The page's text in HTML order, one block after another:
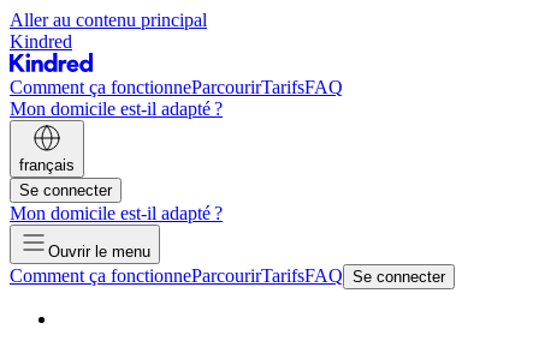
Aller au contenu principal
Kindred
Comment ça fonctionneParcourirTarifsFAQ
Mon domicile est-il adapté ?
français
Se connecter
Mon domicile est-il adapté ?
Ouvrir le menu
Comment ça fonctionneParcourirTarifsFAQ Se connecter